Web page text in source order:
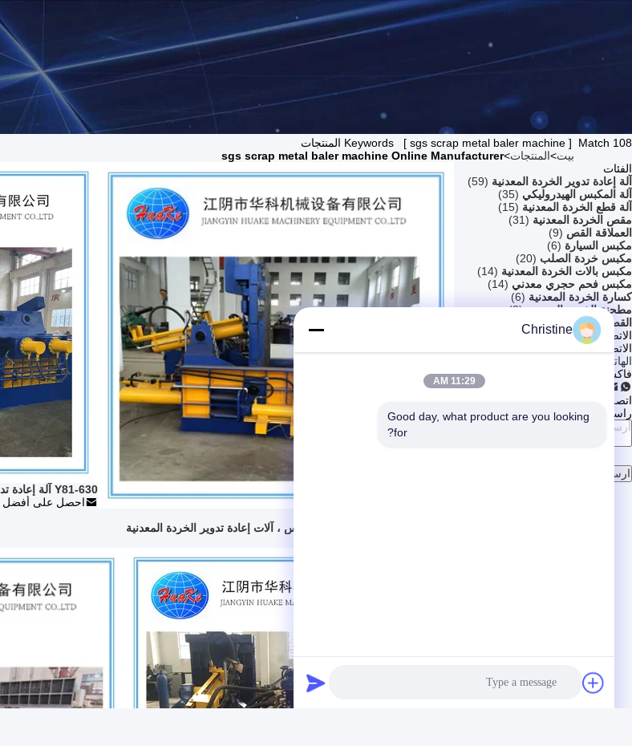
Keywords [ sgs scrap metal baler machine ] Match 108 المنتجات
بيت>المنتجات>
sgs scrap metal baler machine Online Manufacturer
الفئات
آلة إعادة تدوير الخردة المعدنية (59)
آلة المكبس الهيدروليكي (35)
آلة قطع الخردة المعدنية (15)
مقص الخردة المعدنية (31)
العملاقة القص (9)
مكبس السيارة (6)
مكبس خردة الصلب (20)
مكبس بالات الخردة المعدنية (14)
مكبس فحم حجري معدني (14)
كسارة الخردة المعدنية (6)
مطحنة الخردة المعدنية(8)
القص التمساح الهيدروليكي
الاتصالات
الاتصالات:Ms. christine Lu
الهاتف:
فاكس:
اتصل بنا الآن
راسلنا بالبريد الإلكتروني
ارسل
Y81-630 آلة إعادة تدوير الخردة المعدنية
احصل على أفضل
Christine
11:29 AM
Good day, what product are you looking
for?